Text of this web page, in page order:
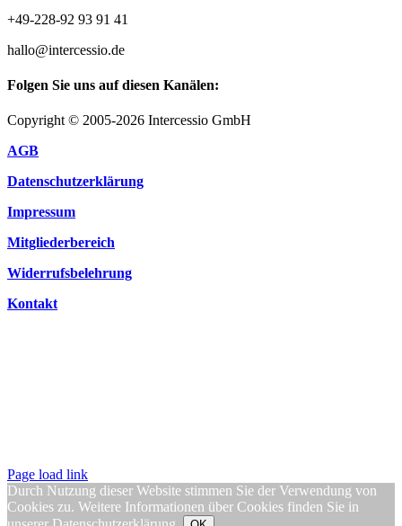
+49-228-92 93 91 41
hallo@intercessio.de
Folgen Sie uns auf diesen Kanälen:
Copyright © 2005-2026 Intercessio GmbH
AGB
Datenschutzerklärung
Impressum
Mitgliederbereich
Widerrufsbelehrung
Kontakt
Page load link
Durch Nutzung dieser Website stimmen Sie der Verwendung von
Cookies zu. Weitere Informationen über Cookies finden Sie in